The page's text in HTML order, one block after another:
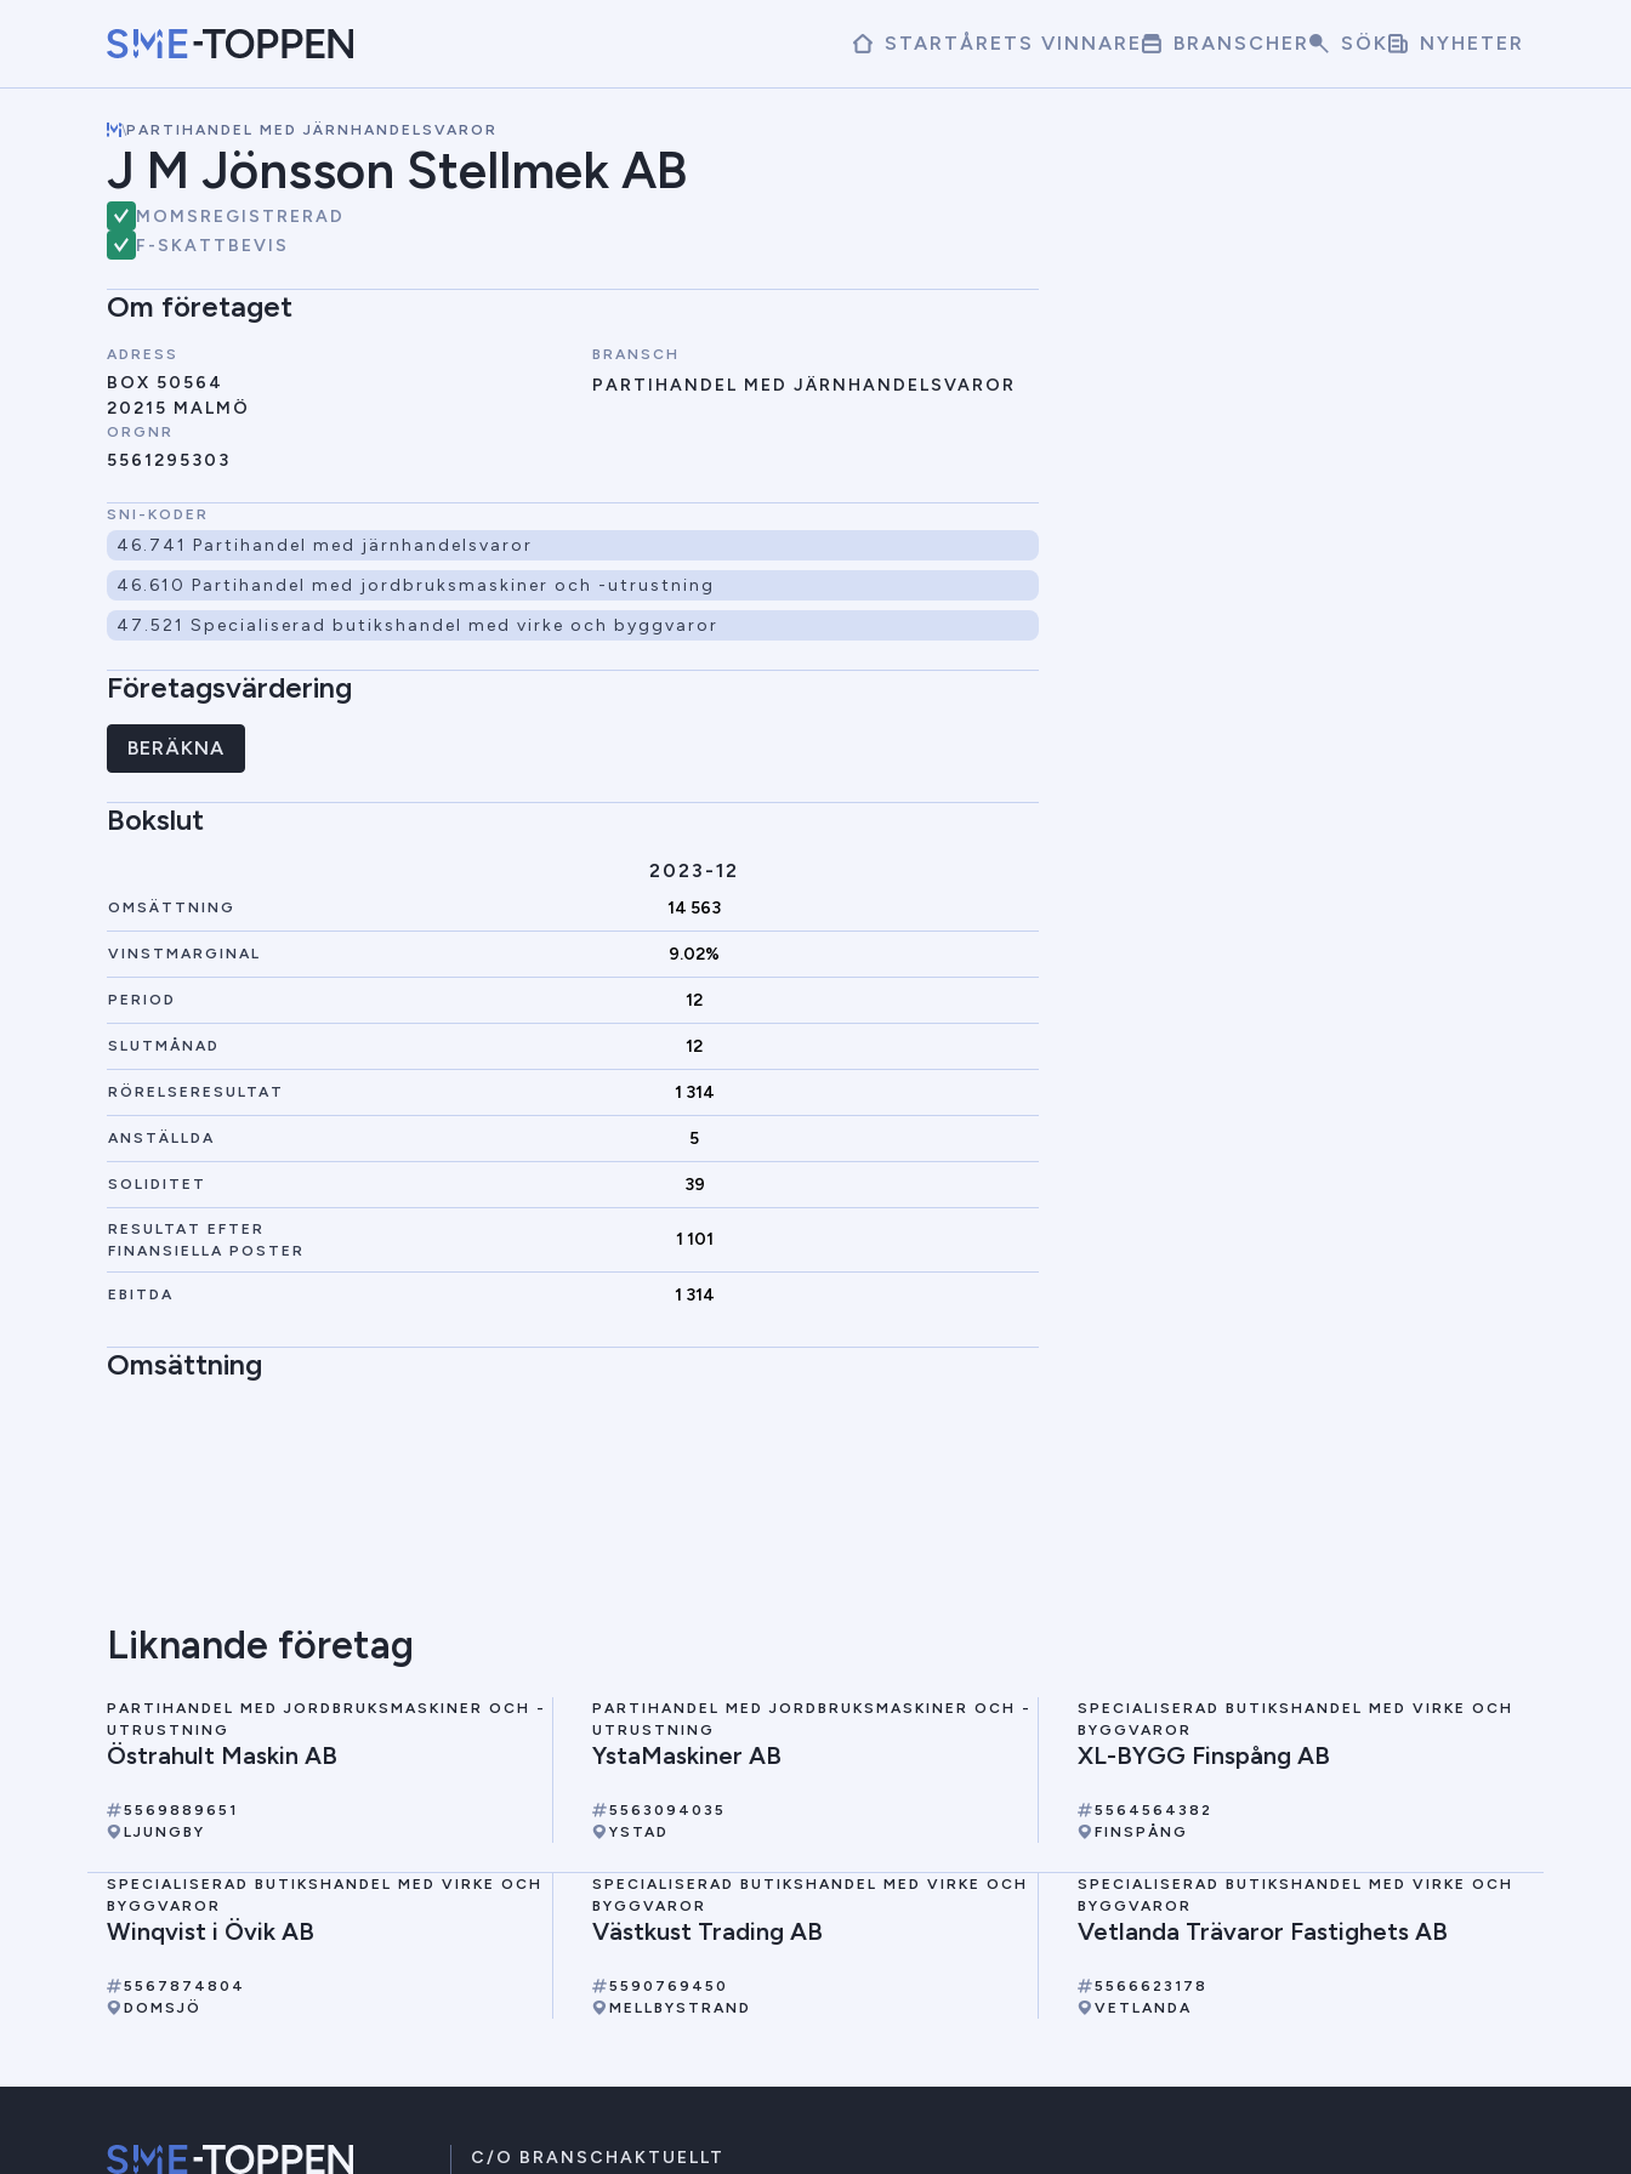
STARTÅRETS VINNARE BRANSCHER SÖK NYHETER
\PARTIHANDEL MED JÄRNHANDELSVAROR
J M Jönsson Stellmek AB
MOMSREGISTRERAD
F-SKATTBEVIS
Om företaget
ADRESS
BOX 50564
20215 MALMÖ
BRANSCH
PARTIHANDEL MED JÄRNHANDELSVAROR
ORGNR
5561295303
SNI-KODER
46.741 Partihandel med järnhandelsvaror
46.610 Partihandel med jordbruksmaskiner och -utrustning
47.521 Specialiserad butikshandel med virke och byggvaror
Företagsvärdering
BERÄKNA
Bokslut
2023-12
OMSÄTTNING 14 563
VINSTMARGINAL 9.02%
PERIOD 12
SLUTMÅNAD 12
RÖRELSERESULTAT 1 314
ANSTÄLLDA 5
SOLIDITET 39
RESULTAT EFTER
FINANSIELLA POSTER
1 101
EBITDA 1 314
Omsättning
Liknande företag
PARTIHANDEL MED JORDBRUKSMASKINER OCH -
UTRUSTNING
Östrahult Maskin AB
5569889651
LJUNGBY
PARTIHANDEL MED JORDBRUKSMASKINER OCH -
UTRUSTNING
YstaMaskiner AB
5563094035
YSTAD
SPECIALISERAD BUTIKSHANDEL MED VIRKE OCH
BYGGVAROR
XL-BYGG Finspång AB
5564564382
FINSPÅNG
SPECIALISERAD BUTIKSHANDEL MED VIRKE OCH
BYGGVAROR
Winqvist i Övik AB
5567874804
DOMSJÖ
SPECIALISERAD BUTIKSHANDEL MED VIRKE OCH
BYGGVAROR
Västkust Trading AB
5590769450
MELLBYSTRAND
SPECIALISERAD BUTIKSHANDEL MED VIRKE OCH
BYGGVAROR
Vetlanda Trävaror Fastighets AB
5566623178
VETLANDA
C/O BRANSCHAKTUELLT